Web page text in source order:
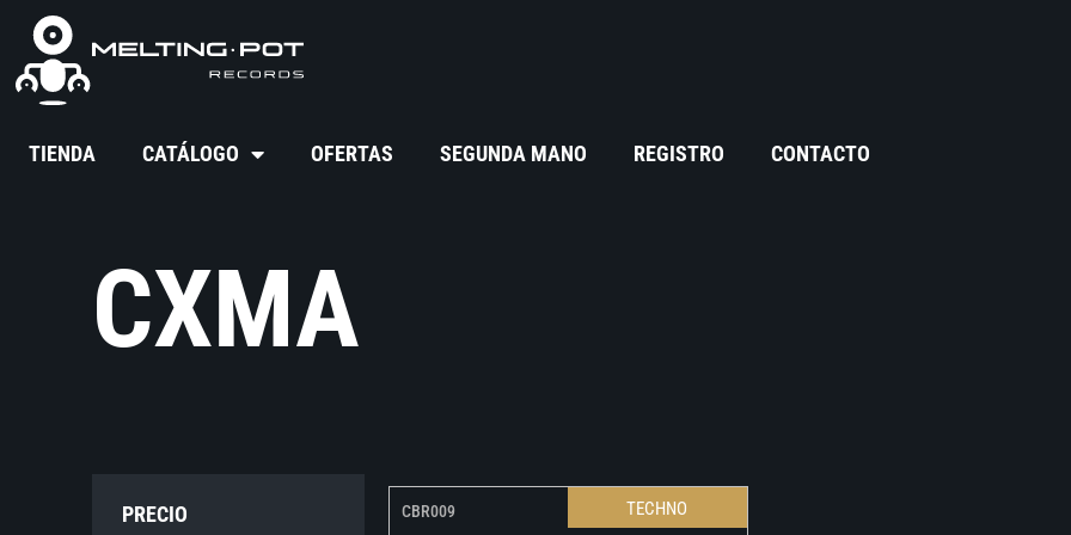
TIENDA CATÁLOGO OFERTAS SEGUNDA MANO REGISTRO CONTACTO
CXMA
PRECIO CBR009 TECHNO